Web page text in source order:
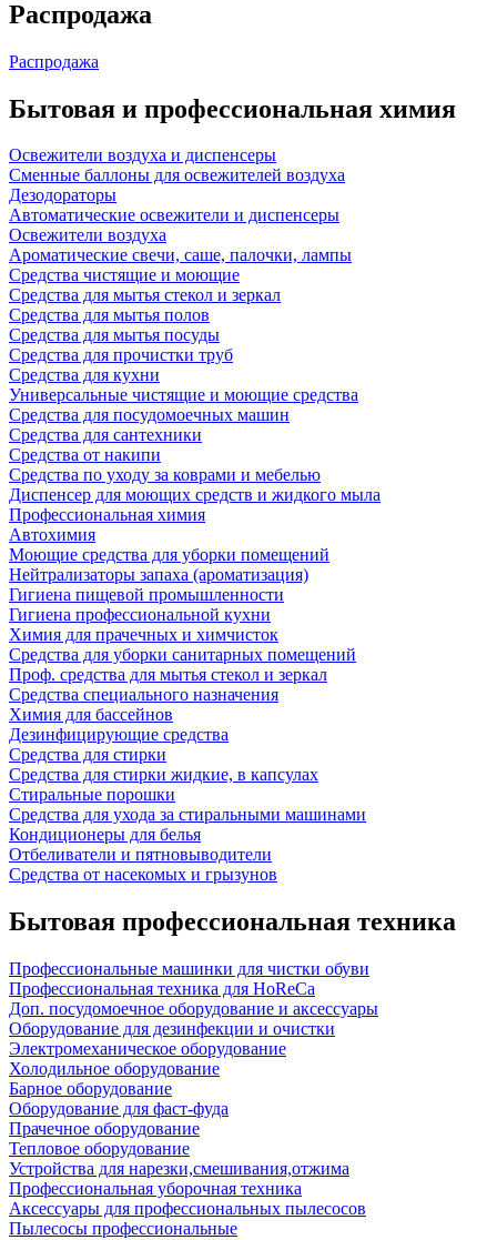
Распродажа
Распродажа
Бытовая и профессиональная химия
Освежители воздуха и диспенсеры
Сменные баллоны для освежителей воздуха
Дезодораторы
Автоматические освежители и диспенсеры
Освежители воздуха
Ароматические свечи, саше, палочки, лампы
Средства чистящие и моющие
Средства для мытья стекол и зеркал
Средства для мытья полов
Средства для мытья посуды
Средства для прочистки труб
Средства для кухни
Универсальные чистящие и моющие средства
Средства для посудомоечных машин
Средства для сантехники
Средства от накипи
Средства по уходу за коврами и мебелью
Диспенсер для моющих средств и жидкого мыла
Профессиональная химия
Автохимия
Моющие средства для уборки помещений
Нейтрализаторы запаха (ароматизация)
Гигиена пищевой промышленности
Гигиена профессиональной кухни
Химия для прачечных и химчисток
Средства для уборки санитарных помещений
Проф. средства для мытья стекол и зеркал
Средства специального назначения
Химия для бассейнов
Дезинфицирующие средства
Средства для стирки
Средства для стирки жидкие, в капсулах
Стиральные порошки
Средства для ухода за стиральными машинами
Кондиционеры для белья
Отбеливатели и пятновыводители
Средства от насекомых и грызунов
Бытовая профессиональная техника
Профессиональные машинки для чистки обуви
Профессиональная техника для HoReCa
Доп. посудомоечное оборудование и аксессуары
Оборудование для дезинфекции и очистки
Электромеханическое оборудование
Холодильное оборудование
Барное оборудование
Оборудование для фаст-фуда
Прачечное оборудование
Тепловое оборудование
Устройства для нарезки,смешивания,отжима
Профессиональная уборочная техника
Аксессуары для профессиональных пылесосов
Пылесосы профессиональные